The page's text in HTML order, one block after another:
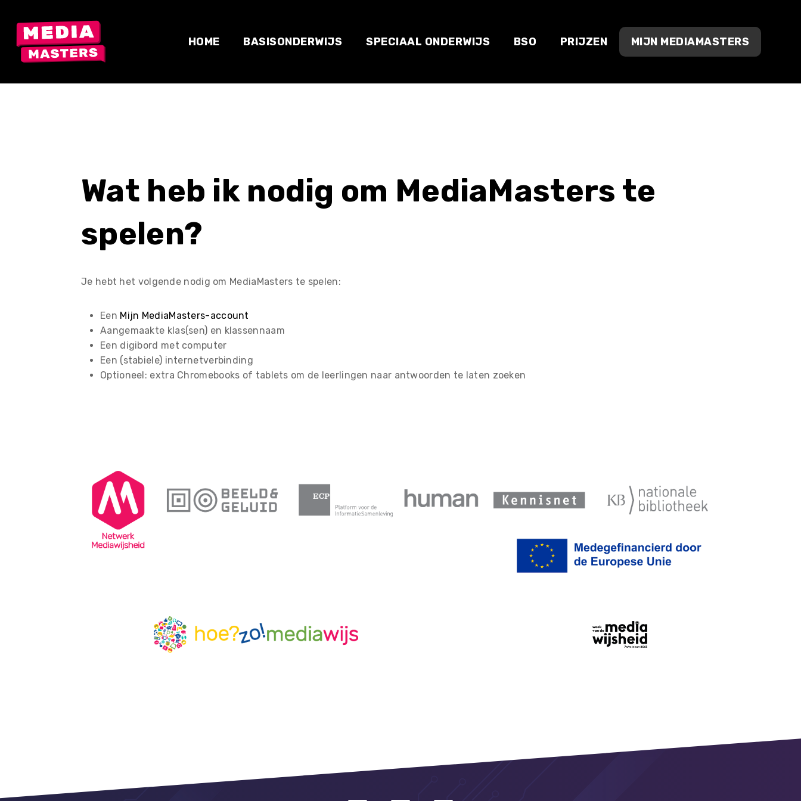
content
HOME BASISONDERWIJS SPECIAAL ONDERWIJS BSO PRIJZEN MIJN MEDIAMASTERS
Wat heb ik nodig om MediaMasters te
spelen?
Je hebt het volgende nodig om MediaMasters te spelen:
Een Mijn MediaMasters-account
Aangemaakte klas(sen) en klassennaam
Een digibord met computer
Een (stabiele) internetverbinding
Optioneel: extra Chromebooks of tablets om de leerlingen naar antwoorden te laten zoeken